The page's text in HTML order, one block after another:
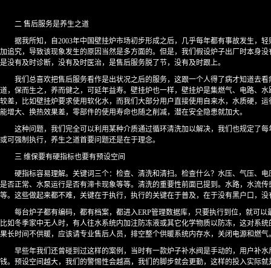
二 售后服务是养生之道
据我所知，自2003年中国壁挂炉市场初步形成之后，几乎每年都有事故发生，
加追究，导致该现象发生的原因当然是多方面的。但是，我们假设炉子出厂时本身
是没有及时诊断，没有及时医治，是售后服务脱了节，没有及时跟上。
我们总喜欢把售后服务看作是出状况之后的服务，这跟一个人得了病才知道去
道，保而生之，养而健之，可延年益寿。壁挂炉也一样，壁挂炉是集燃气、电路、
较差，比如壁挂炉要求使用软化水，而我们大部分用户直接使用自来水，水质硬，
能增大、换热效果差，零部件的使用寿命也随之削减，潜在安全隐患就加大。
这种问题，我们完全可以利用某种介质通过循环清洗加以解决，我们也规定了
或可强制执行，养生之道首要问题还是在于理念。
三 维保要有硬指标也要有预设空间
硬指标容易理解。关键词三个：检查、清洗和清扫。检查什么？水压、气压、
是否正常、水泵运行是否有滞卡现象等等。清洗的重要性前面已提到。水路，水流
等。这些做起来都不难，关键在于执行，执行的关键在于普及，在于没有黑户口，
每台炉子都有编码，都有档案，都进入ERP管理数据库，只要执行到位，就可
比如冬季家中无人时，有人往水系统内加注防冻液或其它化学物质以防冻，这对系
果长时间不供暖，应该请专业售后人员，排空整个供暖系统内存水，关闭电源和燃气
早些年我们还曾碰到过这样的案例，当时有一款炉子补水阀是手动的，用户补
钱。预设空间越大，我们的警惕性会越高，我们的脚步就会更勤，这样的投入实际就